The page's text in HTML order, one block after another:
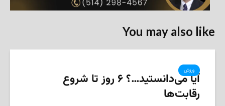
You may also like
ورزش
آیا می‌دانستید…؟ ۶ روز تا شروع
رقابت‌ها